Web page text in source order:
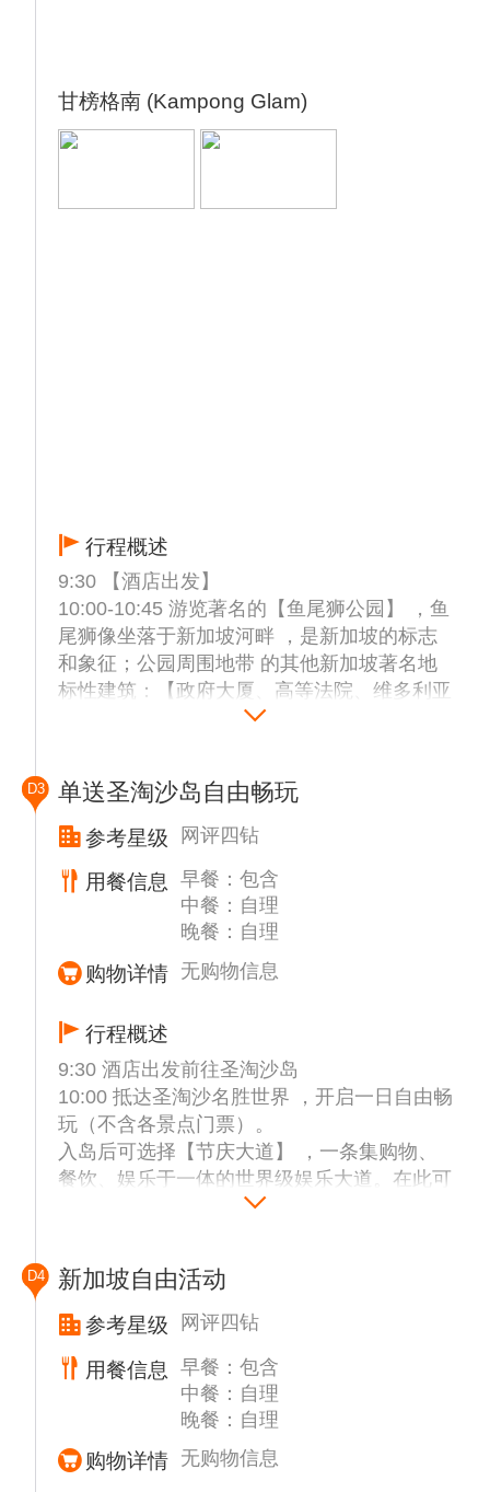
甘榜格南 (Kampong Glam)
行程概述
9:30 【酒店出发】
10:00-10:45 游览著名的【鱼尾狮公园】 ，鱼
尾狮像坐落于新加坡河畔 ，是新加坡的标志
和象征；公园周围地带 的其他新加坡著名地
标性建筑：【政府大厦、高等法院、维多利亚
剧院、 国会大厦、伊丽莎白公园、莱佛士铜
，浓郁的榴莲口味冰激凌包裹香脆威化或松软
面包 ， 绝对是新加坡街头最值得一试的小吃
之一。
11:15-12:00【花芭山】 - 花柏山（Mount
Faber）是搭乘空中缆车前往圣淘沙的必经景
点 ，一座滨海的小山丘，高度只有 117 公尺
，却坐拥 360 度开阔视野 ，将城市海港及邻
近岛屿全数收纳眼底 ，可远观新加坡的港都
容颜、圣淘沙以及邻近的印尼岛屿。绿茵中伫
立着一只白色小鱼尾狮塑像 ，是游客们拍摄
到此一游的最佳场景。
12:30-13:30 【午餐：松发肉骨茶（含） 】 -
松发肉骨茶是新加坡最好吃的肉骨茶店之一
，更是荣登米其林必比登推荐榜的平价美食。
肉骨茶是店内的必点菜色 ，其中可选择排
骨、龙骨或特级龙骨。排骨经过熬煮之后 ，
水 ， 回味无穷。
13:45-15:15 【滨海湾花园】（不含冷室门
票） ， 由滨海湾南花园、滨海湾东花园和滨
占地面积超过 101 公顷 ， 自 2012 年首次对
外开放以来赢得众多奖项。作为市中心备受自
然爱好者的绿洲圣地 ，您可以在这里探索珍
奇葱郁的热带花卉与树木 ，并一睹高耸入云
D3 单送圣淘沙岛自由畅玩
参考星级 网评四钻
用餐信息
早餐：包含
中餐：自理
晚餐：自理
购物详情 无购物信息
行程概述
9:30 酒店出发前往圣淘沙岛
10:00 抵达圣淘沙名胜世界 ，开启一日自由畅
玩（不含各景点门票）。
入岛后可选择【节庆大道】 ，一条集购物、
餐饮、娱乐于一体的世界级娱乐大道。在此可
以选购琳琅满目的世界级的品牌商品；也可以
推荐一：【环球影城】 （门票自理） 作为东
南亚独一无二的电影主题公园 ，新加坡环球
影城包括科幻城市、 埃及、纽约、失落的世
界、好莱坞大道等七大主题区 ，都是以好莱
坞卖座电影设计出的精彩游乐项目。
推荐二：【 SEA 海洋馆】（门票自理）拥有
逾 800 种海洋生物。透过全球最大的海洋之
窗寻幽探秘 ，为奥妙多姿的海中奇境所震
D4 新加坡自由活动
参考星级 网评四钻
用餐信息
早餐：包含
中餐：自理
晚餐：自理
购物详情 无购物信息